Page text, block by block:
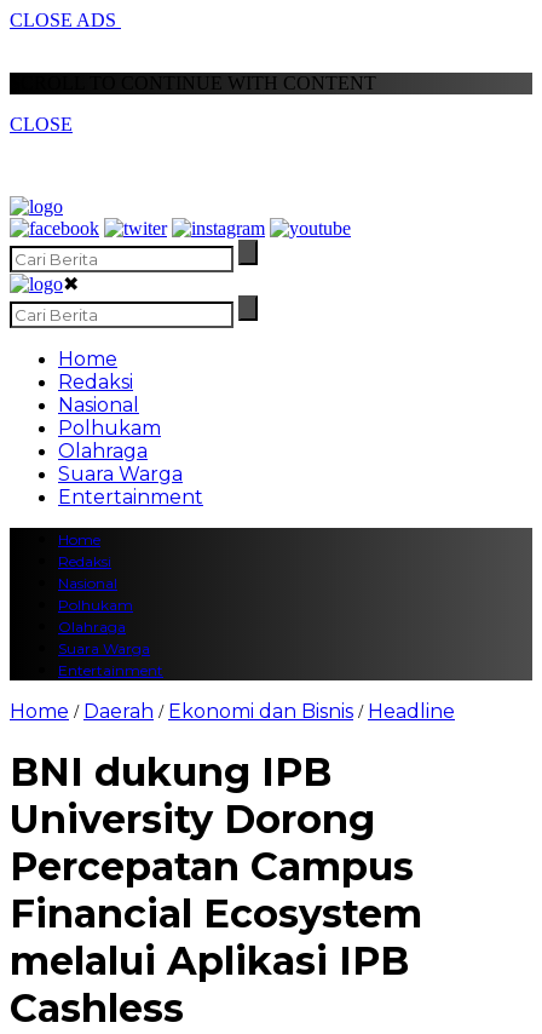
CLOSE ADS
SCROLL TO CONTINUE WITH CONTENT
CLOSE
✖
Home
Redaksi
Nasional
Polhukam
Olahraga
Suara Warga
Entertainment
Home
Redaksi
Nasional
Polhukam
Olahraga
Suara Warga
Entertainment
Home / Daerah / Ekonomi dan Bisnis / Headline
BNI dukung IPB
University Dorong
Percepatan Campus
Financial Ecosystem
melalui Aplikasi IPB
Cashless